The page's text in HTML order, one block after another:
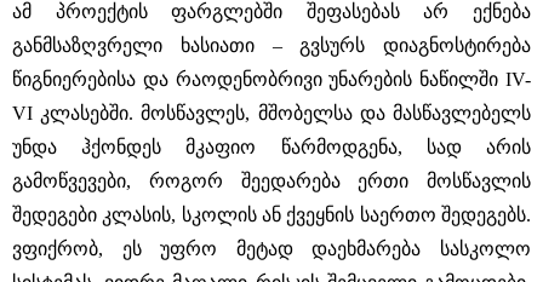
ამ პროექტის ფარგლებში შეფასებას არ ექნება
განმსაზღვრელი ხასიათი – გვსურს დიაგნოსტირება
წიგნიერებისა და რაოდენობრივი უნარების ნაწილში IV-
VI კლასებში. მოსწავლეს, მშობელსა და მასწავლებელს
უნდა ჰქონდეს მკაფიო წარმოდგენა, სად არის
გამოწვევები, როგორ შეედარება ერთი მოსწავლის
შედეგები კლასის, სკოლის ან ქვეყნის საერთო შედეგებს.
ვფიქრობ, ეს უფრო მეტად დაეხმარება სასკოლო